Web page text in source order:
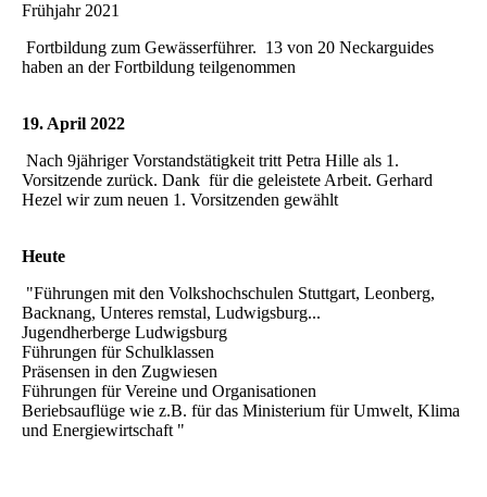
Frühjahr 2021
Fortbildung zum Gewässerführer. 13 von 20 Neckarguides
haben an der Fortbildung teilgenommen
19. April 2022
Nach 9jähriger Vorstandstätigkeit tritt Petra Hille als 1.
Vorsitzende zurück. Dank für die geleistete Arbeit. Gerhard
Hezel wir zum neuen 1. Vorsitzenden gewählt
Heute
"Führungen mit den Volkshochschulen Stuttgart, Leonberg,
Backnang, Unteres remstal, Ludwigsburg...
Jugendherberge Ludwigsburg
Führungen für Schulklassen
Präsensen in den Zugwiesen
Führungen für Vereine und Organisationen
Beriebsauflüge wie z.B. für das Ministerium für Umwelt, Klima
und Energiewirtschaft "